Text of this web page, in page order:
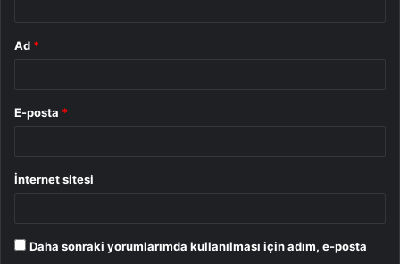
Ad *
E-posta *
İnternet sitesi
Daha sonraki yorumlarımda kullanılması için adım, e-posta